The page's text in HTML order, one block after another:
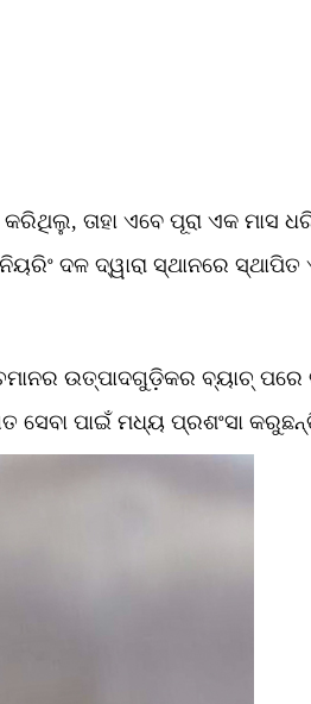
ତାହା ଏବେ ପୂରା ଏକ ମାସ
ଦଳ ଦ୍ୱାରା ସ୍ଥାନରେ ସ୍ଥାପିତ
ଉତ୍ପାଦଗୁଡ଼ିକର ବ୍ୟାଚ୍ ପରେ
ପାଇଁ ମଧ୍ୟ ପ୍ରଶଂସା